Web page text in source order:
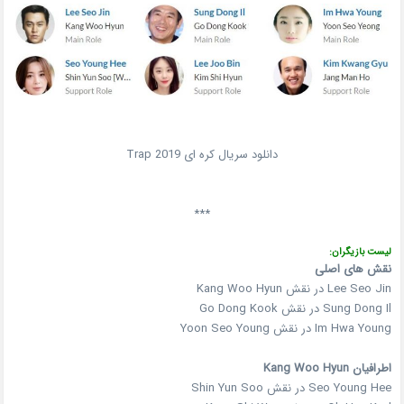
دانلود سریال کره ای Trap 2019
***
لیست بازیگران:
نقش های اصلی
Lee Seo Jin در نقش Kang Woo Hyun
Sung Dong Il در نقش Go Dong Kook
Im Hwa Young در نقش Yoon Seo Young
اطرافیان Kang Woo Hyun
Seo Young Hee در نقش Shin Yun Soo